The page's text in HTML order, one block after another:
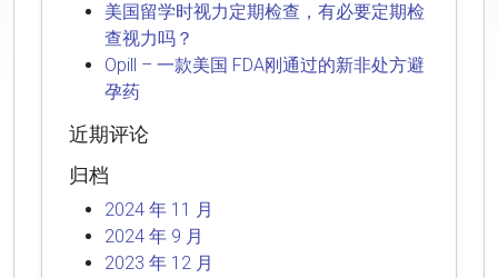
美国留学时视力定期检查，有必要定期检
查视力吗？
Opill – 一款美国 FDA刚通过的新非处方避
孕药
近期评论
归档
2024 年 11 月
2024 年 9 月
2023 年 12 月